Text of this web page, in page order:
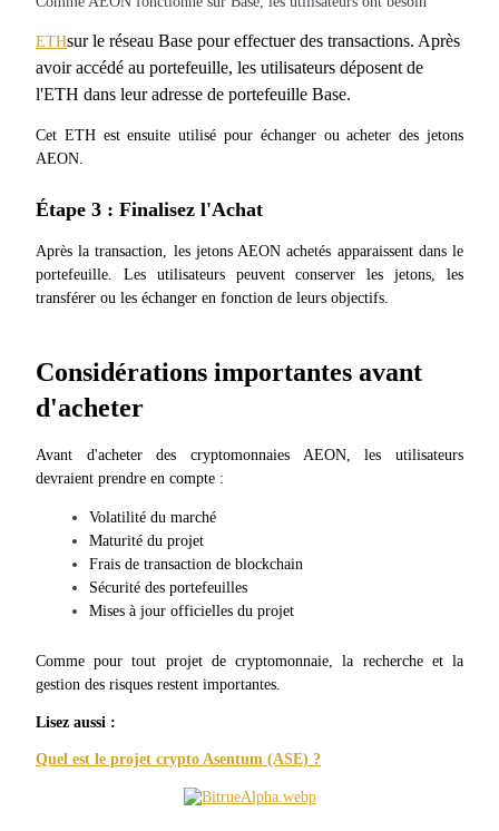
Deposit CASHCAT & Win
Share 500000 CASHCAT prize pool
Register & Trade to Win 500,000 USDT
Precious Metals Trading Carnival
Trade Gold & Silver · 33,333 USDT Bonus
USDT Flexible Staking | Daily Rewards
BTC Flexible Staking | Daily Rewards
ETHsur le réseau Base pour effectuer des transactions. Après
avoir accédé au portefeuille, les utilisateurs déposent de
l'ETH dans leur adresse de portefeuille Base.
Cet ETH est ensuite utilisé pour échanger ou acheter des jetons
AEON.
Étape 3 : Finalisez l'Achat
Après la transaction, les jetons AEON achetés apparaissent dans le
portefeuille. Les utilisateurs peuvent conserver les jetons, les
transférer ou les échanger en fonction de leurs objectifs.
Considérations importantes avant
d'acheter
Avant d'acheter des cryptomonnaies AEON, les utilisateurs
devraient prendre en compte :
Volatilité du marché
Maturité du projet
Frais de transaction de blockchain
Sécurité des portefeuilles
Mises à jour officielles du projet
Comme pour tout projet de cryptomonnaie, la recherche et la
gestion des risques restent importantes.
Lisez aussi :
Quel est le projet crypto Asentum (ASE) ?